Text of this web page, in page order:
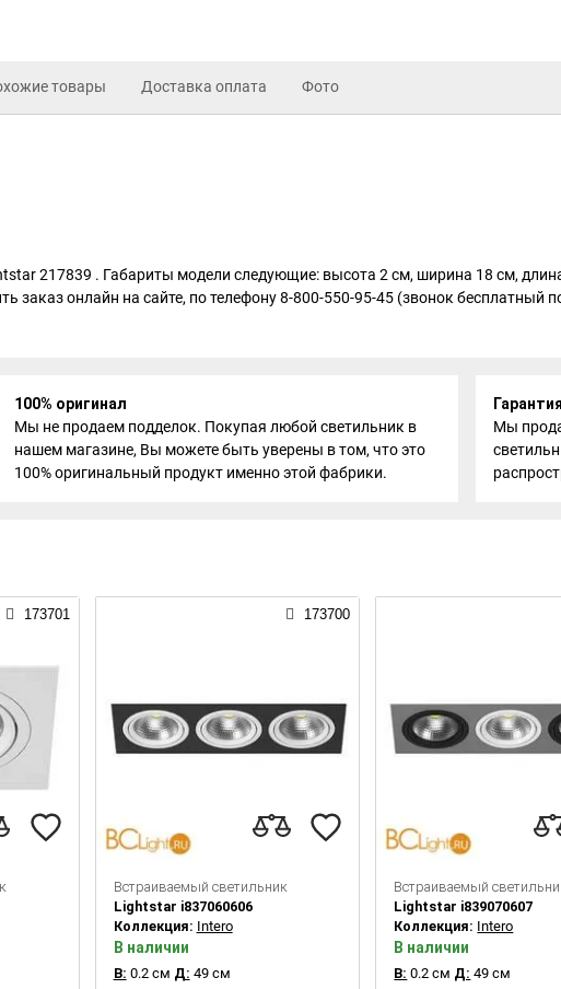
товары Доставка оплата Фото
217839 . Габариты модели следующие: высота 2 см, ширина 18 см,
онлайн на сайте, по телефону 8-800-550-95-45 (звонок бесплатный
100% оригинал
Мы не продаем подделок. Покупая любой светильник в
нашем магазине, Вы можете быть уверены в том, что это
100% оригинальный продукт именно этой фабрики.
Мы
173701 173700
Встраиваемый светильник
Lightstar i837060606
Коллекция: Intero
В наличии
В: 0.2 см Д: 49 см
Встраиваемый
Lightstar i839070607
Коллекция: Intero
В наличии
В: 0.2 см Д: 49 см